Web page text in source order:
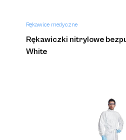
Rękawice medyczne
Rękawiczki nitrylowe
White